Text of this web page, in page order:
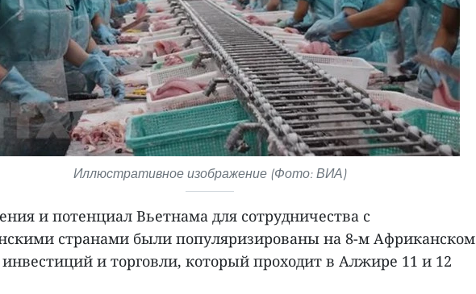
Иллюстративное изображение (Фото: ВИА)
и потенциал Вьетнама для сотрудничества с
странами были популяризированы на 8-м Африканском
и торговли, который проходит в Алжире 11 и 12